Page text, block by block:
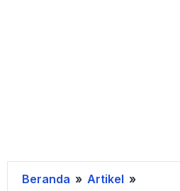
Beranda » Artikel »